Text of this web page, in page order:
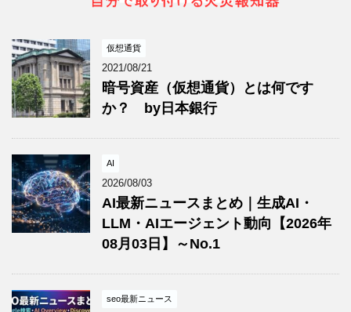
仮想通貨
2021/08/21
暗号資産（仮想通貨）とは何です
か？ by日本銀行
AI
2026/08/03
AI最新ニュースまとめ｜生成AI・
LLM・AIエージェント動向【2026年
08月03日】～No.1
seo最新ニュース